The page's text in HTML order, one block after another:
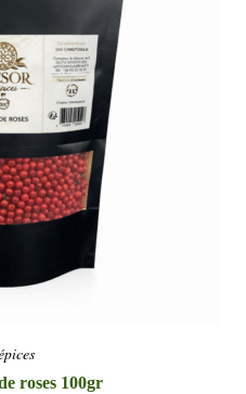
roses 100gr